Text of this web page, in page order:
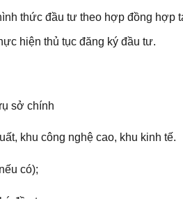
thức đầu tư theo hợp đồng hợp
hiện thủ tục đăng ký đầu tư.
sở chính
khu công nghệ cao, khu kinh tế.
có);